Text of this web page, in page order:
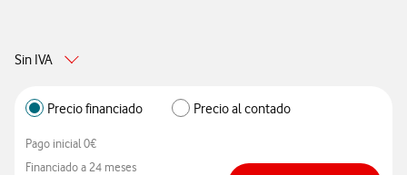
Sin IVA
Precio financiado Precio al contado
Pago inicial 0€
Financiado a 24 meses